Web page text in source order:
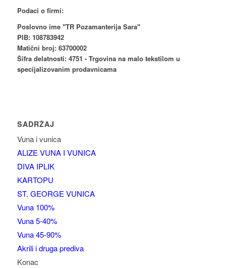
Podaci o firmi:
Poslovno ime "TR Pozamanterija Sara"
PIB: 108783942
Matični broj: 63700002
Šifra delatnosti: 4751 - Trgovina na malo tekstilom u
specijalizovanim prodavnicama
SADRŽAJ
Vuna i vunica
ALIZE VUNA I VUNICA
DIVA IPLIK
KARTOPU
ST. GEORGE VUNICA
Vuna 100%
Vuna 5-40%
Vuna 45-90%
Akrili i druga prediva
Konac